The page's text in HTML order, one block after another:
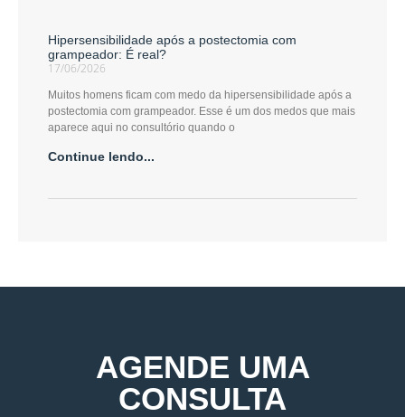
Hipersensibilidade após a postectomia com
grampeador: É real?
17/06/2026
Muitos homens ficam com medo da hipersensibilidade após a
postectomia com grampeador. Esse é um dos medos que mais
aparece aqui no consultório quando o
Continue lendo...
AGENDE UMA
CONSULTA